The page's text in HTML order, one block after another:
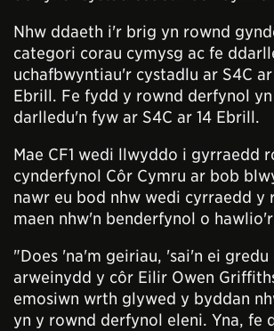
Nhw ddaeth i'r brig yn rownd
categori corau cymysg ac fe
uchafbwyntiau'r cystadlu ar S4C
Ebrill. Fe fydd y rownd derfynol
darlledu'n fyw ar S4C ar 14 Ebrill.
Mae CF1 wedi llwyddo i gyrraedd
cynderfynol Côr Cymru ar bob
nawr eu bod nhw wedi cyrraedd y
maen nhw'n benderfynol o
"Does 'na'm geiriau, 'sai'n ei
arweinydd y côr Eilir Owen
emosiwn wrth glywed y byddan
yn y rownd derfynol eleni. Yna, fe